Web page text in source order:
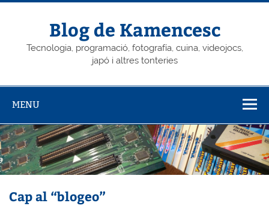
Skip
Blog de Kamencesc
Tecnologia, programació, fotografía, cuina, videojocs,
japó i altres tonteries
MENU
Cap al “blogeo”